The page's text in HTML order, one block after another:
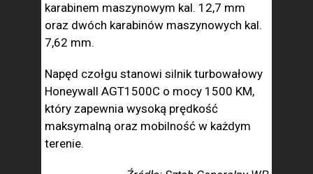
karabinem maszynowym kal. 12,7 mm
oraz dwóch karabinów maszynowych kal.
7,62 mm.
Napęd czołgu stanowi silnik turbowałowy
Honeywall AGT1500C o mocy 1500 KM,
który zapewnia wysoką prędkość
maksymalną oraz mobilność w każdym
terenie.